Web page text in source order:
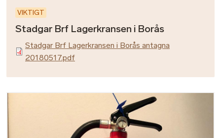
VIKTIGT
Stadgar Brf Lagerkransen i Borås
Stadgar Brf Lagerkransen i Borås antagna
20180517.pdf